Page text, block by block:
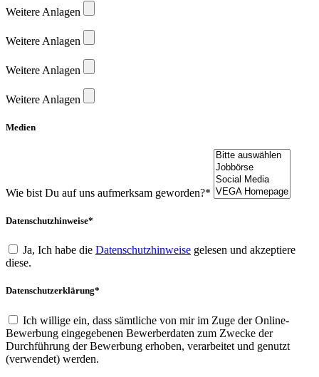
Weitere Anlagen
Weitere Anlagen
Weitere Anlagen
Weitere Anlagen
Medien
Wie bist Du auf uns aufmerksam geworden?*
Datenschutzhinweise*
Ja, Ich habe die Datenschutzhinweise gelesen und akzeptiere
diese.
Datenschutzerklärung*
Ich willige ein, dass sämtliche von mir im Zuge der Online-
Bewerbung eingegebenen Bewerberdaten zum Zwecke der
Durchführung der Bewerbung erhoben, verarbeitet und genutzt
(verwendet) werden.